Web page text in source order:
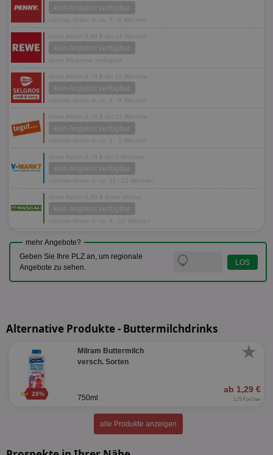
kein Angebot verfügbar
nächste Aktion in ca. 5 - 6 Wochen
letzte Aktion 0,89 € vor 14 Wochen
kein Angebot verfügbar
keine Prognose verfügbar
letzte Aktion 0,79 € vor 10 Wochen
kein Angebot verfügbar
nächste Aktion in ca. 3 - 4 Wochen
letzte Aktion 0,79 € vor 12 Wochen
kein Angebot verfügbar
nächste Aktion in ca. 1 - 2 Wochen
letzte Aktion 0,79 € vor 2 Wochen
kein Angebot verfügbar
nächste Aktion in ca. 11 - 12 Wochen
letzte Aktion 0,89 € letzte Woche
kein Angebot verfügbar
nächste Aktion in ca. 9 - 10 Wochen
mehr Angebote?
Geben Sie Ihre PLZ an, um regionale
Angebote zu sehen.
Alternative Produkte - Buttermilchdrinks
★
28%
Milram Buttermilch
versch. Sorten
ab 1,29 €
750ml 1,72 € je Liter
alle Produkte anzeigen